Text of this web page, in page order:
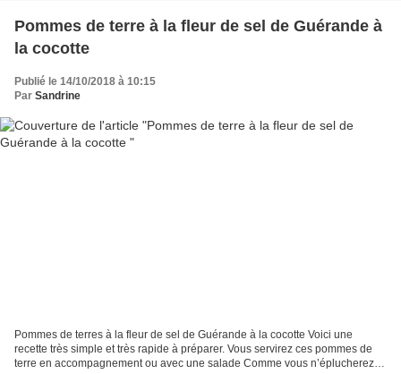
Pommes de terre à la fleur de sel de Guérande à
la cocotte
Publié le 14/10/2018 à 10:15
Par Sandrine
Pommes de terres à la fleur de sel de Guérande à la cocotte Voici une
recette très simple et très rapide à préparer. Vous servirez ces pommes de
terre en accompagnement ou avec une salade Comme vous n’éplucherez